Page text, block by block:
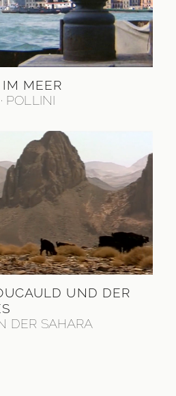
MEER
POLLINI
UND DER
DER SAHARA